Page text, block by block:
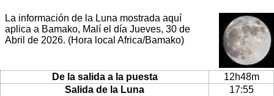
La información de la Luna mostrada aquí
aplica a Bamako, Malí el día Jueves, 30 de
Abril de 2026. (Hora local Africa/Bamako)
De la salida a la puesta
12h48m
Salida de la Luna
17:55